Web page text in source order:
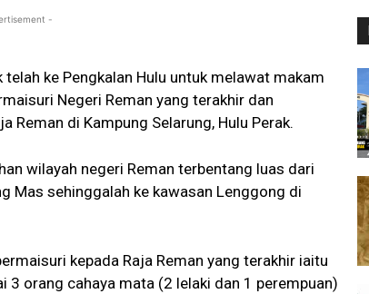
-
ke Pengkalan Hulu untuk melawat makam
Negeri Reman yang terakhir dan
Reman di Kampung Selarung, Hulu Perak.
wilayah negeri Reman terbentang luas dari
Mas sehinggalah ke kawasan Lenggong di
kepada Raja Reman yang terakhir iaitu
3 orang cahaya mata (2 lelaki dan 1 perempuan)